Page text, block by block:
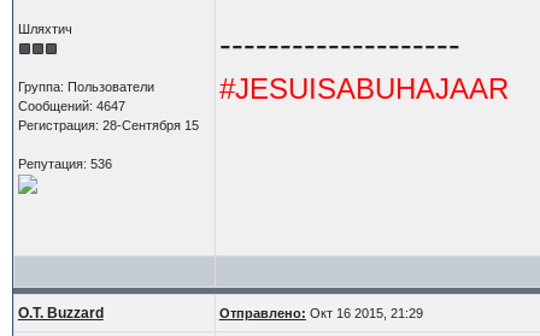
Шляхтич
Группа: Пользователи
Сообщений: 4647
Регистрация: 28-Сентября 15
Репутация: 536
--------------------
#JESUISABUHAJAAR
O.T. Buzzard Отправлено: Окт 16 2015, 21:29